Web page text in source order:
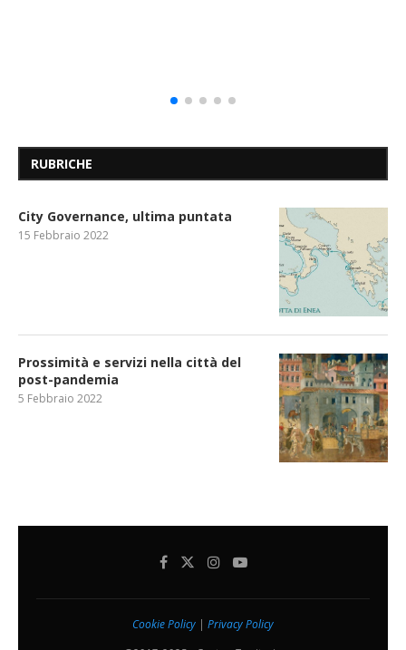
RUBRICHE
City Governance, ultima puntata
15 Febbraio 2022
Prossimità e servizi nella città del
post-pandemia
5 Febbraio 2022
Cookie Policy | Privacy Policy